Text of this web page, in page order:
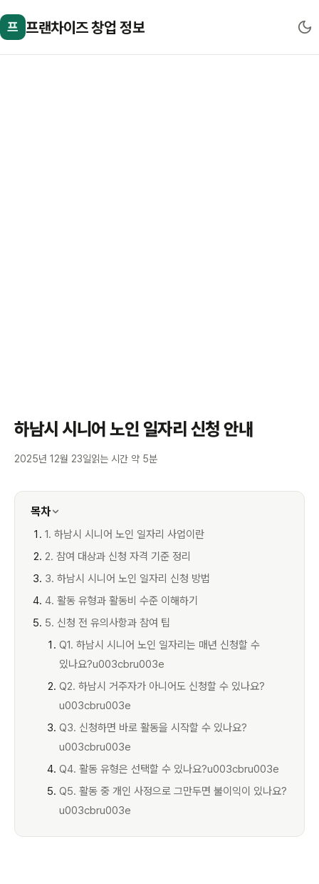
프 프랜차이즈 창업 정보
하남시 시니어 노인 일자리 신청 안내
2025년 12월 23일읽는 시간 약 5분
목차
1. 하남시 시니어 노인 일자리 사업이란
2. 참여 대상과 신청 자격 기준 정리
3. 하남시 시니어 노인 일자리 신청 방법
4. 활동 유형과 활동비 수준 이해하기
5. 신청 전 유의사항과 참여 팁
Q1. 하남시 시니어 노인 일자리는 매년 신청할 수
있나요?u003cbru003e
Q2. 하남시 거주자가 아니어도 신청할 수 있나요?
u003cbru003e
Q3. 신청하면 바로 활동을 시작할 수 있나요?
u003cbru003e
Q4. 활동 유형은 선택할 수 있나요?u003cbru003e
Q5. 활동 중 개인 사정으로 그만두면 불이익이 있나요?
u003cbru003e